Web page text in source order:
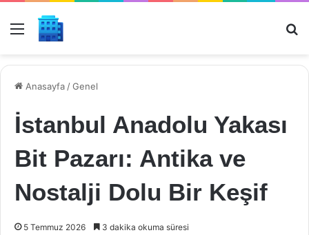
Menü
Anasayfa /Genel
İstanbul Anadolu Yakası
Bit Pazarı: Antika ve
Nostalji Dolu Bir Keşif
5 Temmuz 2026 3 dakika okuma süresi